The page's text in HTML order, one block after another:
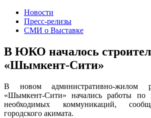
Новости
Пресс-релизы
СМИ о Выставке
В ЮКО началось
«Шымкент-Сити»
В новом административно-жилом
«Шымкент-Сити» начались работы по
необходимых коммуникаций,
городского акимата.